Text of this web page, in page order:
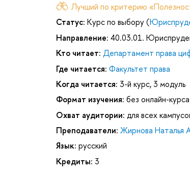
Лучший по критерию
Статус: Курс по выбору (
Направление: 40.03.01.
Кто читает: Департамент права
Где читается: Факультет права
Когда читается: 3-й курс, 3 модуль
Формат изучения: без онлайн-курса
Охват аудитории: для всех
Преподаватели: Жирнова Наталья
Язык: русский
Кредиты: 3